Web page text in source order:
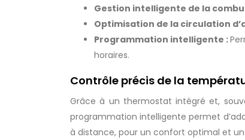
Gestion intelligente de la
Optimisation de la circulation
Programmation intelligente :
horaires.
Contrôle précis de la
Grâce à un thermostat intégré et,
programmation intelligente permet
à distance, pour un confort optimal et